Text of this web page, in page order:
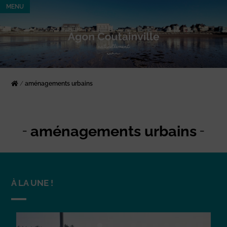
MENU
/aménagements urbains
aménagements urbains
À LA UNE !